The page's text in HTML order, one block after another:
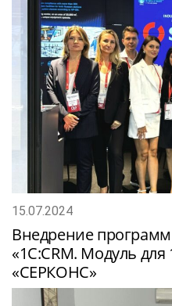
15.07.2024
Внедрение
«1С:CRM. Модуль для
«СЕРКОНС»